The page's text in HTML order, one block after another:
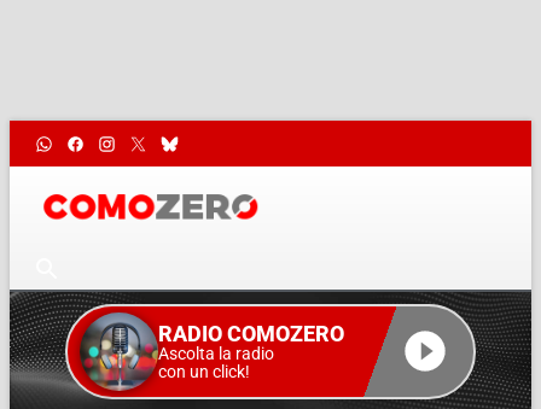
RADIO COMOZERO
Ascolta la radio
con un click!